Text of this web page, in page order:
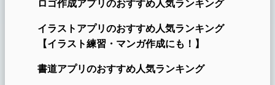
ロゴ作成アプリのおすすめ人気ランキング
イラストアプリのおすすめ人気ランキング
【イラスト練習・マンガ作成にも！】
書道アプリのおすすめ人気ランキング